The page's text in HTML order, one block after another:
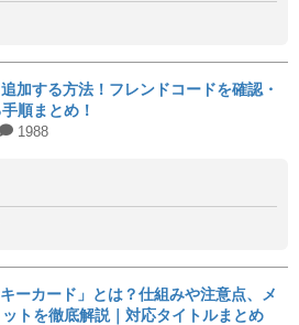
加する方法！フレンドコードを確認・
順まとめ！
1988
ーカード」とは？仕組みや注意点、メ
トを徹底解説｜対応タイトルまとめ